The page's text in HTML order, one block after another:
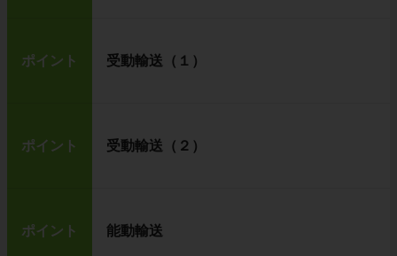
ポイント 受動輸送（１）
ポイント 受動輸送（２）
ポイント 能動輸送